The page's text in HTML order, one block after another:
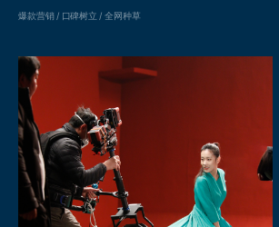
爆款营销 / 口碑树立 / 全网种草